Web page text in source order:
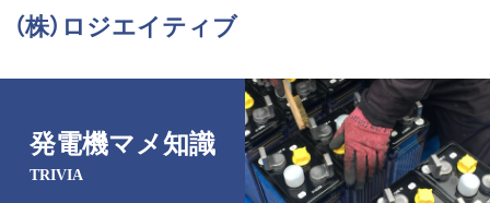
（株）ロジエイティブ
発電機マメ知識
TRIVIA